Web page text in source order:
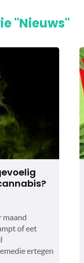
"Nieuws"
maand
of eet
ertegen